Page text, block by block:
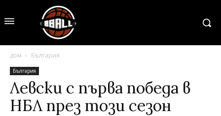
дом България
България
Левски с първа победа в
НБЛ през този сезон